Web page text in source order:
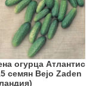
огурца Атлантис
семян Bejo Zaden